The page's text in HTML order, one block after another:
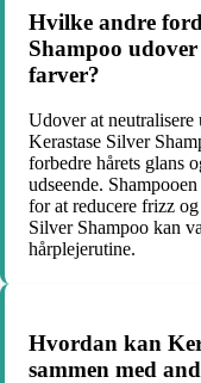
Hvilke andre
Shampoo
farver?
Udover at neutralisere
Kerastase Silver
forbedre hårets glans
udseende.
for at reducere frizz
Silver Shampoo kan
hårplejerutine.
Hvordan kan
sammen med